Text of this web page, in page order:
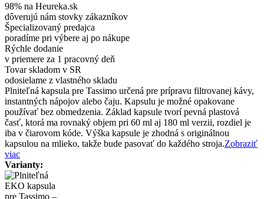
98% na Heureka.sk
dôverujú nám stovky zákazníkov
Špecializovaný predajca
poradíme pri výbere aj po nákupe
Rýchle dodanie
v priemere za 1 pracovný deň
Tovar skladom v SR
odosielame z vlastného skladu
Plniteľná kapsula pre Tassimo určená pre prípravu filtrovanej kávy,
instantných nápojov alebo čaju. Kapsulu je možné opakovane
používať bez obmedzenia. Základ kapsule tvorí pevná plastová
časť, ktorá ma rovnaký objem pri 60 ml aj 180 ml verzii, rozdiel je
iba v čiarovom kóde. Výška kapsule je zhodná s originálnou
kapsulou na mlieko, takže bude pasovať do každého stroja.Zobraziť
viac
Varianty: